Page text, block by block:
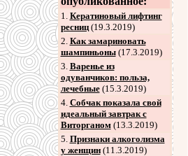
1. Кератиновый лифтинг
ресниц(19.3.2019)
2. Как замариновать
шампиньоны(17.3.2019)
3. Варенье из
одуванчиков: польза,
лечебные(15.3.2019)
4. Собчак показала свой
идеальный завтрак с
Виторганом(13.3.2019)
5. Признаки алкоголизма
у женщин(11.3.2019)